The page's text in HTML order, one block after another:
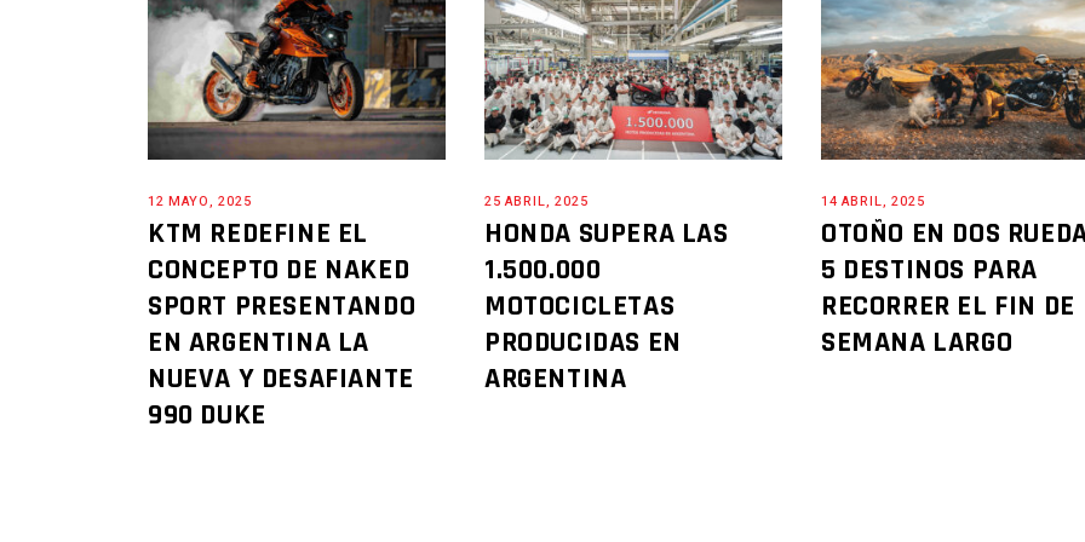
12 MAYO, 2025
KTM REDEFINE EL
CONCEPTO DE NAKED
SPORT PRESENTANDO
EN ARGENTINA LA
NUEVA Y DESAFIANTE
990 DUKE
25 ABRIL, 2025
HONDA SUPERA LAS
1.500.000
MOTOCICLETAS
PRODUCIDAS EN
ARGENTINA
14 ABRIL, 2025
OTOÑO EN DOS
5 DESTINOS PARA
RECORRER EL FIN DE
SEMANA LARGO